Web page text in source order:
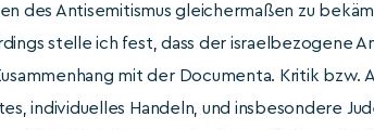
des Antisemitismus gleichermaßen zu
stelle ich fest, dass der israelbezogene
mit der Documenta. Kritik bzw.
individuelles Handeln, und insbesondere